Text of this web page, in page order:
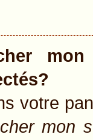
votre
mon